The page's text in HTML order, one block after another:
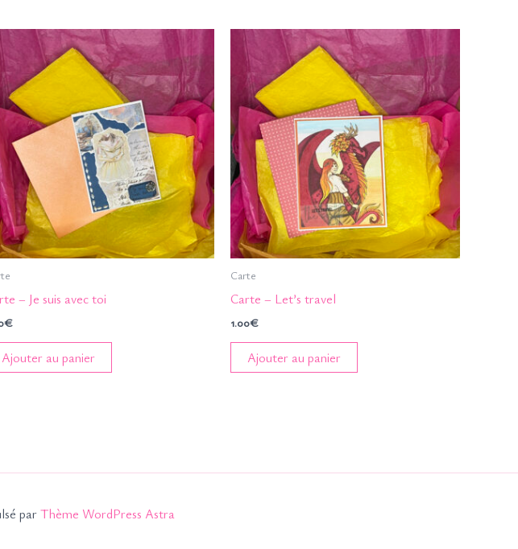
– Je suis avec toi
€
Ajouter au panier
Carte
Carte – Let’s travel
1.00€
Ajouter au panier
parThème WordPress Astra